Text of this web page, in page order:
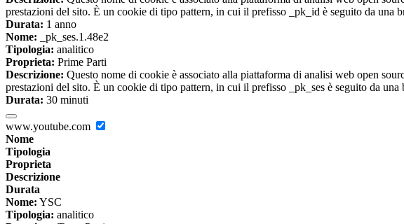
prestazioni del sito. È un cookie di tipo pattern, in cui il prefisso _pk_id è seguito da
Durata: 1 anno
Nome: _pk_ses.1.48e2
Tipologia: analitico
Proprieta: Prime Parti
Descrizione: Questo nome di cookie è associato alla piattaforma di analisi web open
prestazioni del sito. È un cookie di tipo pattern, in cui il prefisso _pk_ses è seguito da
Durata: 30 minuti
www.youtube.com
Nome
Tipologia
Proprieta
Descrizione
Durata
Nome: YSC
Tipologia: analitico